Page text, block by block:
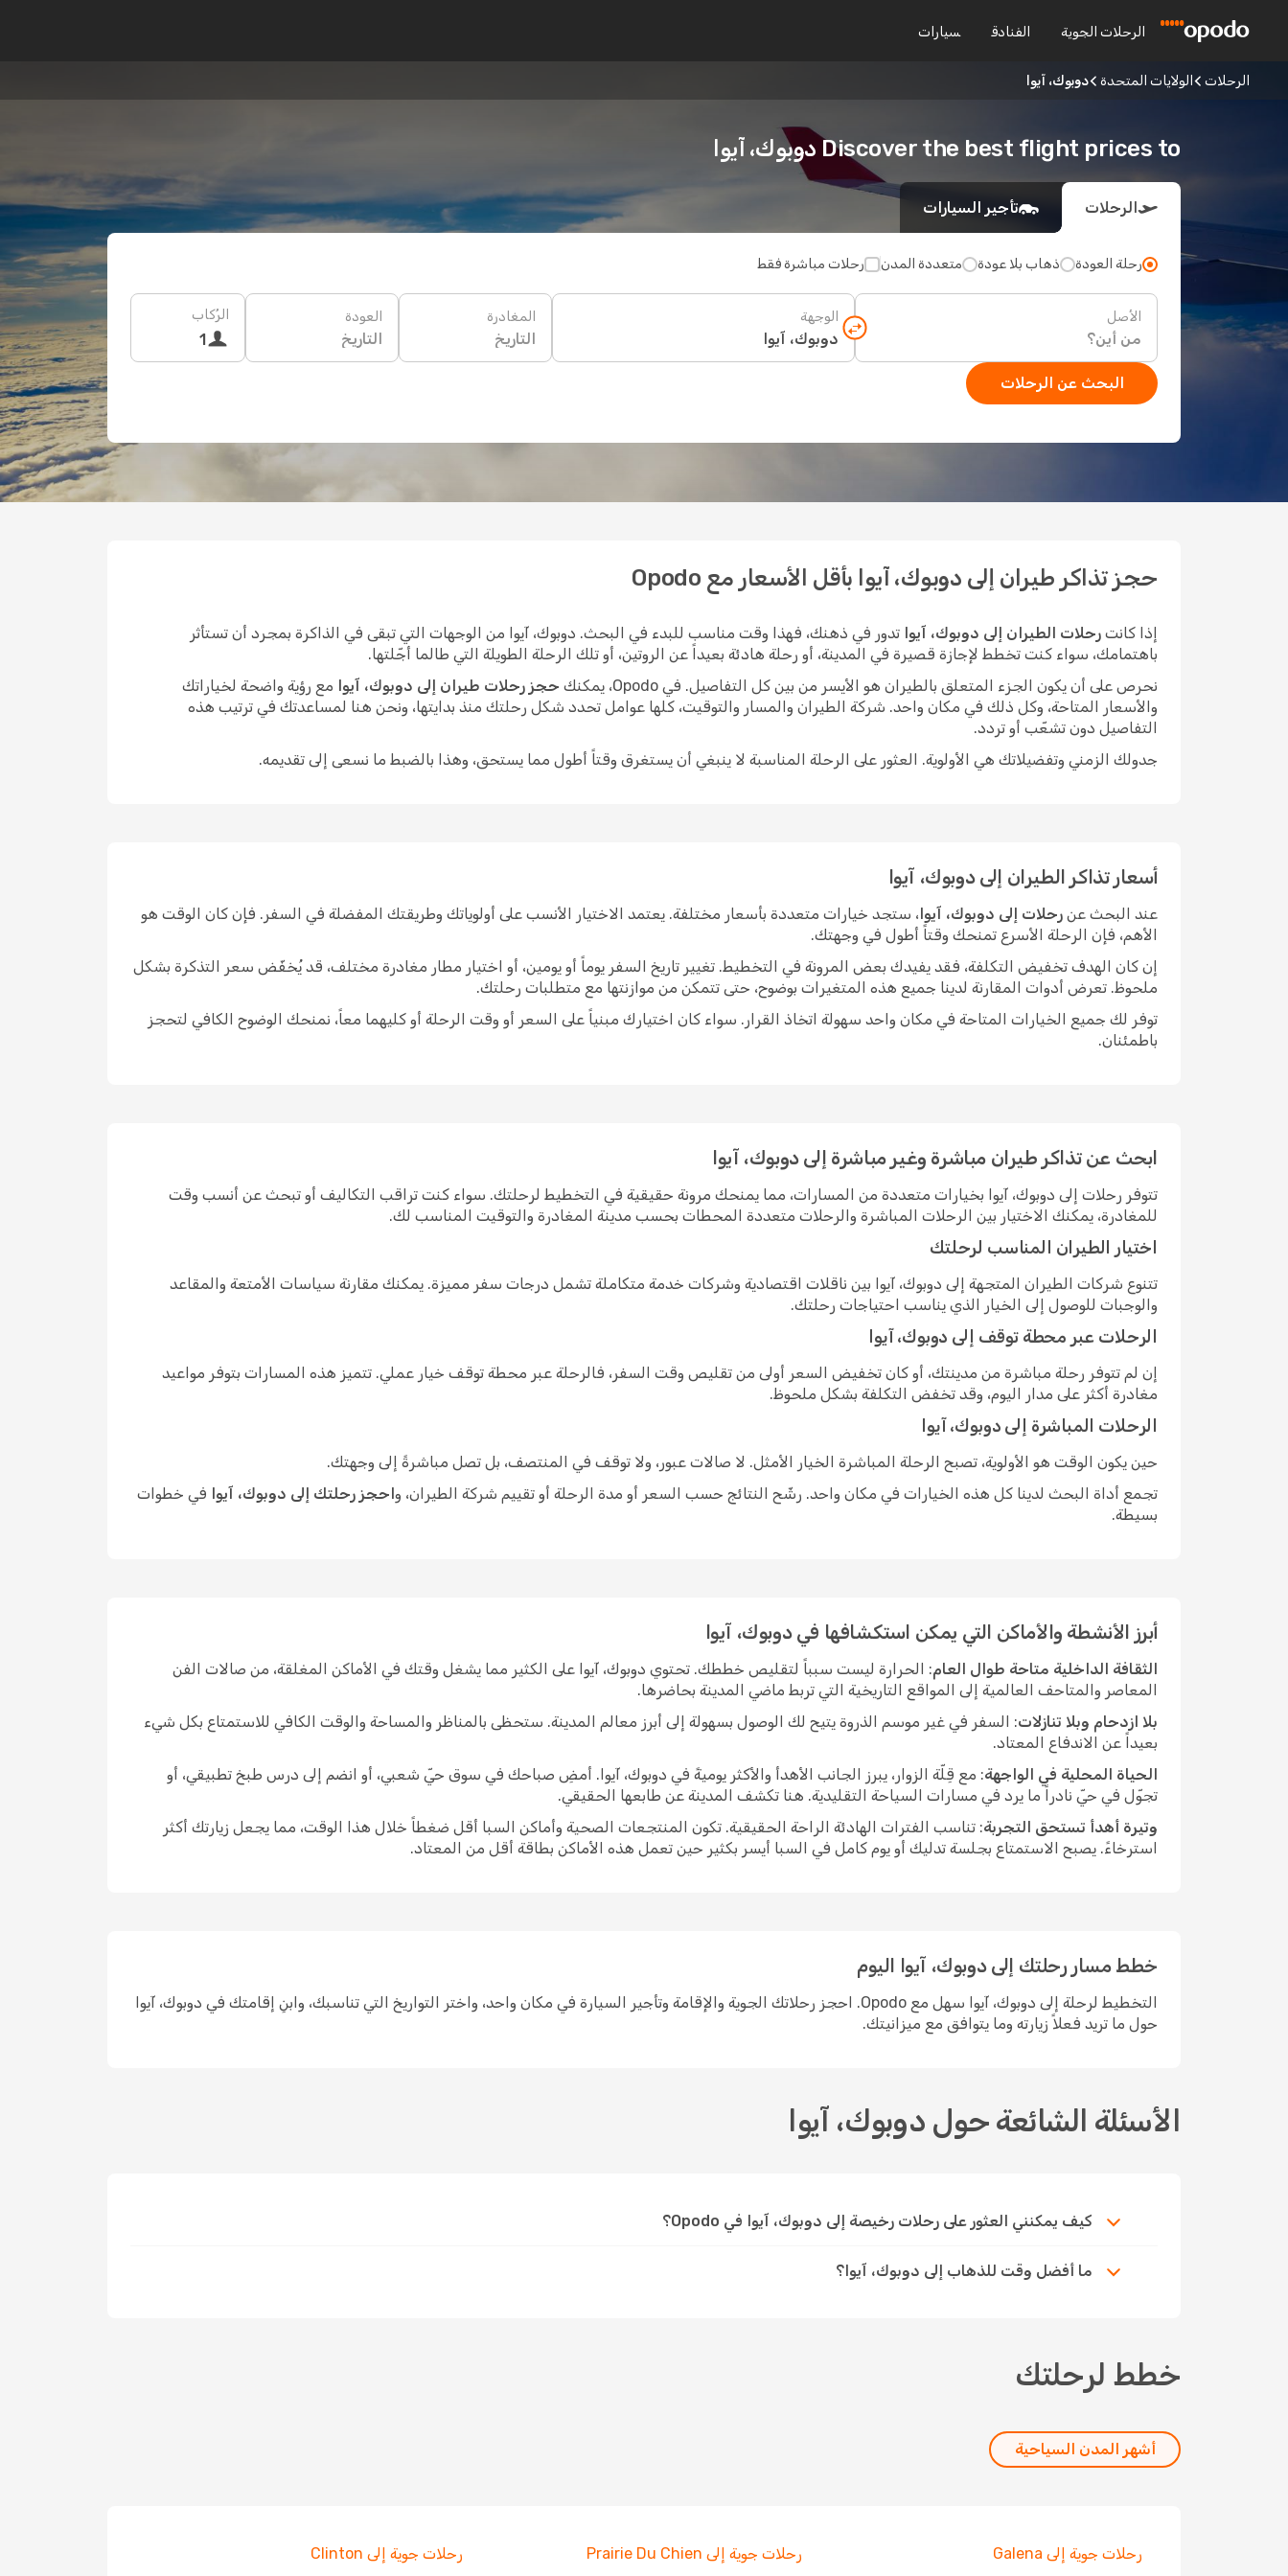
الرحلات الجوية الفنادق سيارات
الرحلات الولايات المتحدة دوبوك، آيوا
Discover the best flight prices to دوبوك، آيوا
الرحلات تأجير السيارات
رحلة العودة ذهاب بلا عودة متعددة المدن رحلات مباشرة فقط
الأصل الوجهة المغادرة
التاريخ
العودة
التاريخ
الرُكاب
1
البحث عن الرحلات
حجز تذاكر طيران إلى دوبوك، آيوا بأقل الأسعار مع Opodo
إذا كانت رحلات الطيران إلى دوبوك، آيوا تدور في ذهنك، فهذا وقت مناسب للبدء في البحث. دوبوك، آيوا من الوجهات التي تبقى في الذاكرة بمجرد أن تستأثر
باهتمامك، سواء كنت تخطط لإجازة قصيرة في المدينة، أو رحلة هادئة بعيداً عن الروتين، أو تلك الرحلة الطويلة التي طالما أجّلتها.
نحرص على أن يكون الجزء المتعلق بالطيران هو الأيسر من بين كل التفاصيل. في Opodo، يمكنك
حجز رحلات طيران إلى دوبوك، آيوا مع رؤية واضحة لخياراتك
والأسعار المتاحة، وكل ذلك في مكان واحد. شركة الطيران والمسار والتوقيت، كلها عوامل تحدد شكل رحلتك منذ بدايتها، ونحن هنا لمساعدتك في ترتيب هذه
التفاصيل دون تشعّب أو تردد.
جدولك الزمني وتفضيلاتك هي الأولوية. العثور على الرحلة المناسبة لا ينبغي أن يستغرق وقتاً أطول مما يستحق، وهذا بالضبط ما نسعى إلى تقديمه.
أسعار تذاكر الطيران إلى دوبوك، آيوا
عند البحث عن رحلات إلى دوبوك، آيوا، ستجد خيارات متعددة بأسعار مختلفة. يعتمد الاختيار الأنسب على أولوياتك وطريقتك المفضلة في السفر. فإن كان الوقت هو
الأهم، فإن الرحلة الأسرع تمنحك وقتاً أطول في وجهتك.
إن كان الهدف تخفيض التكلفة، فقد يفيدك بعض المرونة في التخطيط. تغيير تاريخ السفر يوماً أو يومين، أو اختيار مطار مغادرة مختلف، قد يُخفّض سعر التذكرة بشكل
ملحوظ. تعرض أدوات المقارنة لدينا جميع هذه المتغيرات بوضوح، حتى تتمكن من موازنتها مع متطلبات رحلتك.
توفر لك جميع الخيارات المتاحة في مكان واحد سهولة اتخاذ القرار. سواء كان اختيارك مبنياً على السعر أو وقت الرحلة أو كليهما معاً، نمنحك الوضوح الكافي لتحجز
باطمئنان.
ابحث عن تذاكر طيران مباشرة وغير مباشرة إلى دوبوك، آيوا
تتوفر رحلات إلى دوبوك، آيوا بخيارات متعددة من المسارات، مما يمنحك مرونة حقيقية في التخطيط لرحلتك. سواء كنت تراقب التكاليف أو تبحث عن أنسب وقت
للمغادرة، يمكنك الاختيار بين الرحلات المباشرة والرحلات متعددة المحطات بحسب مدينة المغادرة والتوقيت المناسب لك.
اختيار الطيران المناسب لرحلتك
تتنوع شركات الطيران المتجهة إلى دوبوك، آيوا بين ناقلات اقتصادية وشركات خدمة متكاملة تشمل درجات سفر مميزة. يمكنك مقارنة سياسات الأمتعة والمقاعد
والوجبات للوصول إلى الخيار الذي يناسب احتياجات رحلتك.
الرحلات عبر محطة توقف إلى دوبوك، آيوا
إن لم تتوفر رحلة مباشرة من مدينتك، أو كان تخفيض السعر أولى من تقليص وقت السفر، فالرحلة عبر محطة توقف خيار عملي. تتميز هذه المسارات بتوفر مواعيد
مغادرة أكثر على مدار اليوم، وقد تخفض التكلفة بشكل ملحوظ.
الرحلات المباشرة إلى دوبوك، آيوا
حين يكون الوقت هو الأولوية، تصبح الرحلة المباشرة الخيار الأمثل. لا صالات عبور، ولا توقف في المنتصف، بل تصل مباشرةً إلى وجهتك.
تجمع أداة البحث لدينا كل هذه الخيارات في مكان واحد. رشّح النتائج حسب السعر أو مدة الرحلة أو تقييم شركة الطيران، واحجز رحلتك إلى دوبوك، آيوا في خطوات
بسيطة.
أبرز الأنشطة والأماكن التي يمكن استكشافها في دوبوك، آيوا
الثقافة الداخلية متاحة طوال العام: الحرارة ليست سبباً لتقليص خططك. تحتوي دوبوك، آيوا على الكثير مما يشغل وقتك في الأماكن المغلقة، من صالات الفن
المعاصر والمتاحف العالمية إلى المواقع التاريخية التي تربط ماضي المدينة بحاضرها.
بلا ازدحام وبلا تنازلات: السفر في غير موسم الذروة يتيح لك الوصول بسهولة إلى أبرز معالم المدينة. ستحظى بالمناظر والمساحة والوقت الكافي للاستمتاع بكل شيء
بعيداً عن الاندفاع المعتاد.
الحياة المحلية في الواجهة: مع قِلّة الزوار، يبرز الجانب الأهدأ والأكثر يوميةً في دوبوك، آيوا. أمضِ صباحك في سوق حيّ شعبي، أو انضم إلى درس طبخ تطبيقي، أو
تجوّل في حيّ نادراً ما يرد في مسارات السياحة التقليدية. هنا تكشف المدينة عن طابعها الحقيقي.
وتيرة أهدأ تستحق التجربة: تناسب الفترات الهادئة الراحة الحقيقية. تكون المنتجعات الصحية وأماكن السبا أقل ضغطاً خلال هذا الوقت، مما يجعل زيارتك أكثر
استرخاءً. يصبح الاستمتاع بجلسة تدليك أو يوم كامل في السبا أيسر بكثير حين تعمل هذه الأماكن بطاقة أقل من المعتاد.
خطط مسار رحلتك إلى دوبوك، آيوا اليوم
التخطيط لرحلة إلى دوبوك، آيوا سهل مع Opodo. احجز رحلاتك الجوية والإقامة وتأجير السيارة في مكان واحد، واختر التواريخ التي تناسبك، وابنِ إقامتك في دوبوك، آيوا
حول ما تريد فعلاً زيارته وما يتوافق مع ميزانيتك.
الأسئلة الشائعة حول دوبوك، آيوا
كيف يمكنني العثور على رحلات رخيصة إلى دوبوك، آيوا في Opodo؟
ما أفضل وقت للذهاب إلى دوبوك، آيوا؟
خطط لرحلتك
أشهر المدن السياحية
رحلات جوية إلى Galena رحلات جوية إلى Prairie Du Chien رحلات جوية إلى Clinton